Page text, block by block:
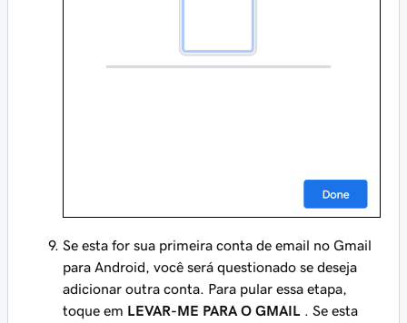
Se esta for sua primeira conta de email no Gmail
para Android, você será questionado se deseja
adicionar outra conta. Para pular essa etapa,
toque em LEVAR-ME PARA O GMAIL
. Se esta